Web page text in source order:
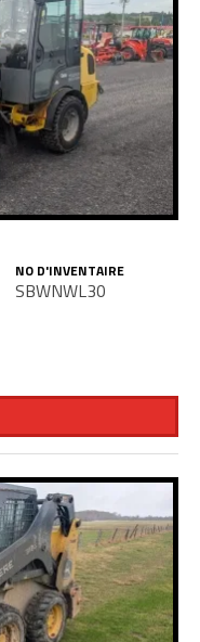
NO D'INVENTAIRE
SBWNWL30